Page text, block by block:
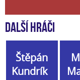
Další hráči
Štěpán
Kundrík